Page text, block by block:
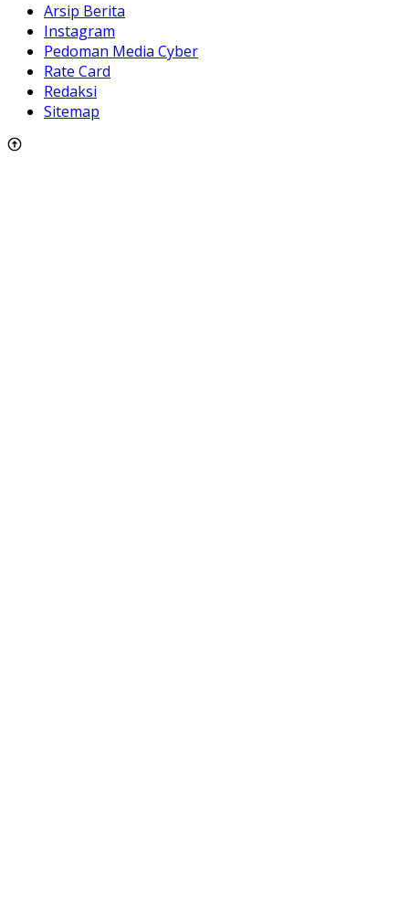
Arsip Berita
Instagram
Pedoman Media Cyber
Rate Card
Redaksi
Sitemap